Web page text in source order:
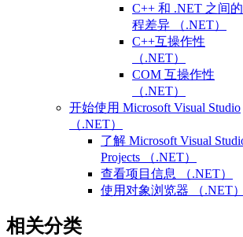
C++ 和 .NET 之间
程差异 （.NET）
C++互操作性
（.NET）
COM 互操作性
（.NET）
开始使用 Microsoft Visual Studio
（.NET）
了解 Microsoft Visual
Projects （.NET）
查看项目信息 （.NET）
使用对象浏览器 （.NET）
相关分类